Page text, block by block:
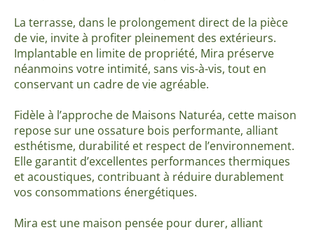
La terrasse, dans le prolongement direct de la pièce
de vie, invite à profiter pleinement des extérieurs.
Implantable en limite de propriété, Mira préserve
néanmoins votre intimité, sans vis-à-vis, tout en
conservant un cadre de vie agréable.
Fidèle à l’approche de Maisons Naturéa, cette maison
repose sur une ossature bois performante, alliant
esthétisme, durabilité et respect de l’environnement.
Elle garantit d’excellentes performances thermiques
et acoustiques, contribuant à réduire durablement
vos consommations énergétiques.
Mira est une maison pensée pour durer, alliant